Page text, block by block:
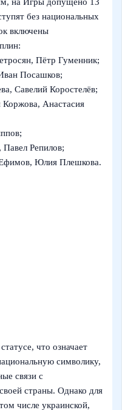
на Игры допущено 13
без национальных
включены
Пётр Гуменник;
Посашков;
Савелий Коростелёв;
Анастасия
Репилов;
Юлия Плешкова.
что означает
символику,
связи с
страны. Однако для
числе украинской,